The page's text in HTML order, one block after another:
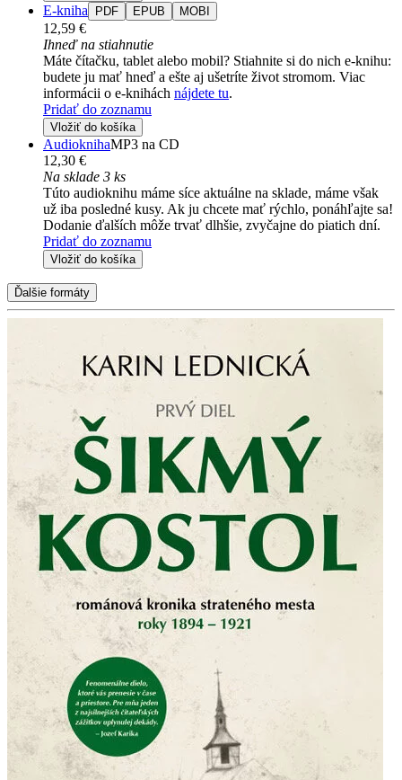
E-kniha PDF EPUB MOBI
12,59 €
Ihneď na stiahnutie
Máte čítačku, tablet alebo mobil? Stiahnite si do nich e-knihu:
budete ju mať hneď a ešte aj ušetríte život stromom. Viac
informácii o e-knihách nájdete tu.
Pridať do zoznamu
Vložiť do košíka
AudioknihaMP3 na CD
12,30 €
Na sklade 3 ks
Túto audioknihu máme síce aktuálne na sklade, máme však
už iba posledné kusy. Ak ju chcete mať rýchlo, ponáhľajte sa!
Dodanie ďalších môže trvať dlhšie, zvyčajne do piatich dní.
Pridať do zoznamu
Vložiť do košíka
Ďalšie formáty